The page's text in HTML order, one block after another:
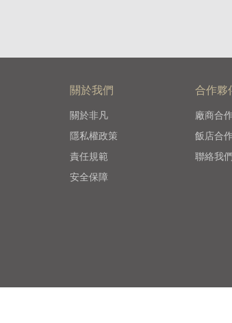
關於我們
關於非凡
隱私權政策
責任規範
安全保障
合作夥
廠商合
飯店合
聯絡我們